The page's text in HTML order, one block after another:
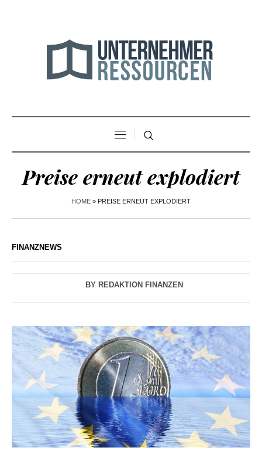
Preise erneut explodiert
HOME » PREISE ERNEUT EXPLODIERT
FINANZNEWS
BY REDAKTION FINANZEN